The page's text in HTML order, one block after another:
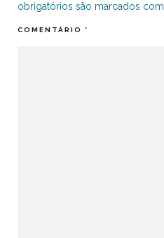
obrigatórios são marcados com
COMENTÁRIO *